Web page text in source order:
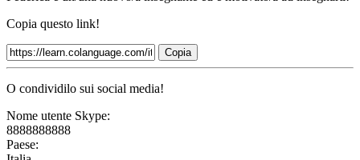
Copia questo link!
Copia
O condividilo sui social media!
Nome utente Skype:
8888888888
Paese: